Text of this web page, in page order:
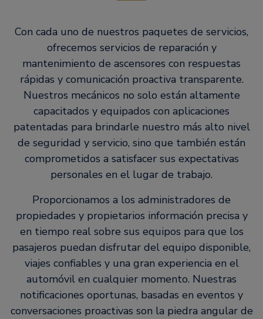
Con cada uno de nuestros paquetes de servicios,
ofrecemos servicios de reparación y
mantenimiento de ascensores con respuestas
rápidas y comunicación proactiva transparente.
Nuestros mecánicos no solo están altamente
capacitados y equipados con aplicaciones
patentadas para brindarle nuestro más alto nivel
de seguridad y servicio, sino que también están
comprometidos a satisfacer sus expectativas
personales en el lugar de trabajo.
Proporcionamos a los administradores de
propiedades y propietarios información precisa y
en tiempo real sobre sus equipos para que los
pasajeros puedan disfrutar del equipo disponible,
viajes confiables y una gran experiencia en el
automóvil en cualquier momento. Nuestras
notificaciones oportunas, basadas en eventos y
conversaciones proactivas son la piedra angular de